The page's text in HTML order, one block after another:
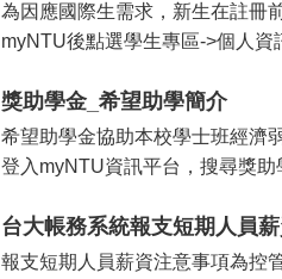
為因應國際生需求，新生在註冊
myNTU後點選學生專區->個人
獎助學金_希望助學簡介
希望助學金協助本校學士班經濟
登入myNTU資訊平台，搜尋獎
台大帳務系統報支短期人員
報支短期人員薪資注意事項為控